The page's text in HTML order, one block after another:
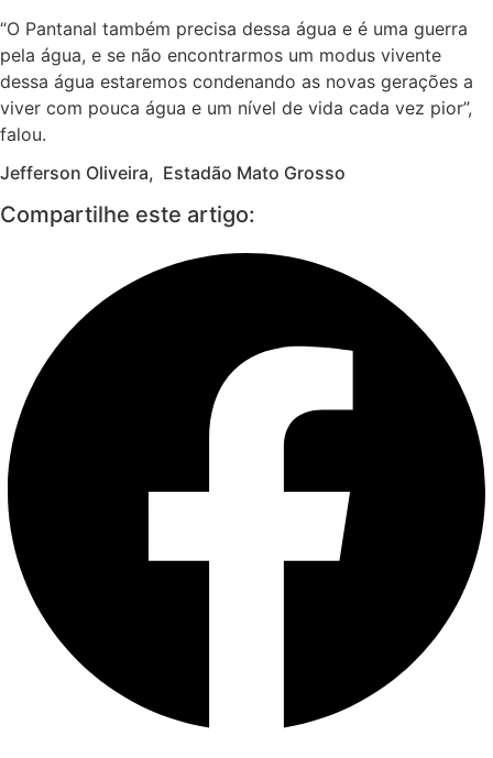
“O Pantanal também precisa dessa água e é uma guerra
pela água, e se não encontrarmos um modus vivente
dessa água estaremos condenando as novas gerações a
viver com pouca água e um nível de vida cada vez pior”,
falou.
Jefferson Oliveira, Estadão Mato Grosso
Compartilhe este artigo: